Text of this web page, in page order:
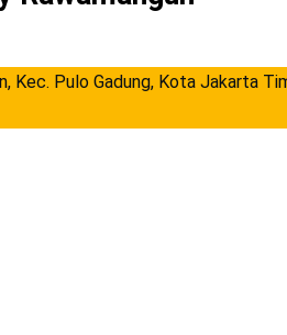
Kec. Pulo Gadung, Kota Jakarta